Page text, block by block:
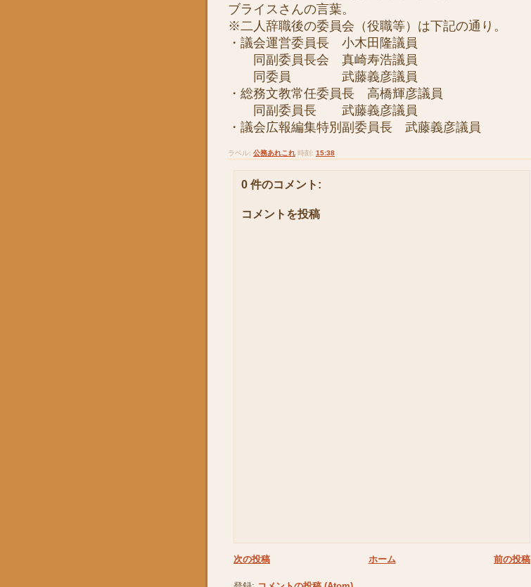
ブライスさんの言葉。
※二人辞職後の委員会（役職等）は下記の通り。
・議会運営委員長 小木田隆議員
同副委員長会 真崎寿浩議員
同委員 武藤義彦議員
・総務文教常任委員長 高橋輝彦議員
同副委員長 武藤義彦議員
・議会広報編集特別副委員長 武藤義彦議員
ラベル: 公務あれこれ 時刻: 15:38
0 件のコメント:
コメントを投稿
次の投稿 前の投稿
ホーム